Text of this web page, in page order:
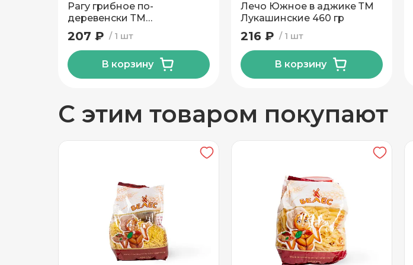
Рагу грибное по-
деревенски ТМ
Лукашинские 450 гр
1 шт
207 ₽
В корзину
Лечо Южное в аджике ТМ
Лукашинские 460 гр
1 шт
216 ₽
В корзину
С этим товаром покупают
Частный дом
Подъезд